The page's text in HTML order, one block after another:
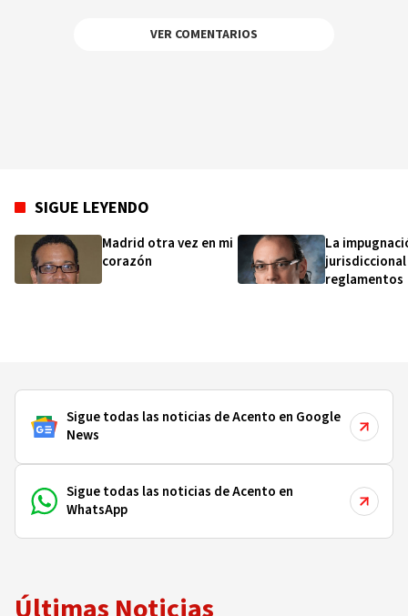
VER COMENTARIOS
SIGUE LEYENDO
Madrid otra vez en mi
corazón
La
reglamentos
Sigue todas las noticias de Acento en Google
News
Sigue todas las noticias de Acento en
WhatsApp